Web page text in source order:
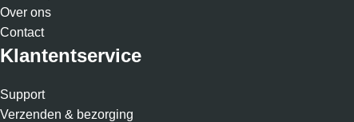
Over ons
Contact
Klantentservice
Support
Verzenden & bezorging